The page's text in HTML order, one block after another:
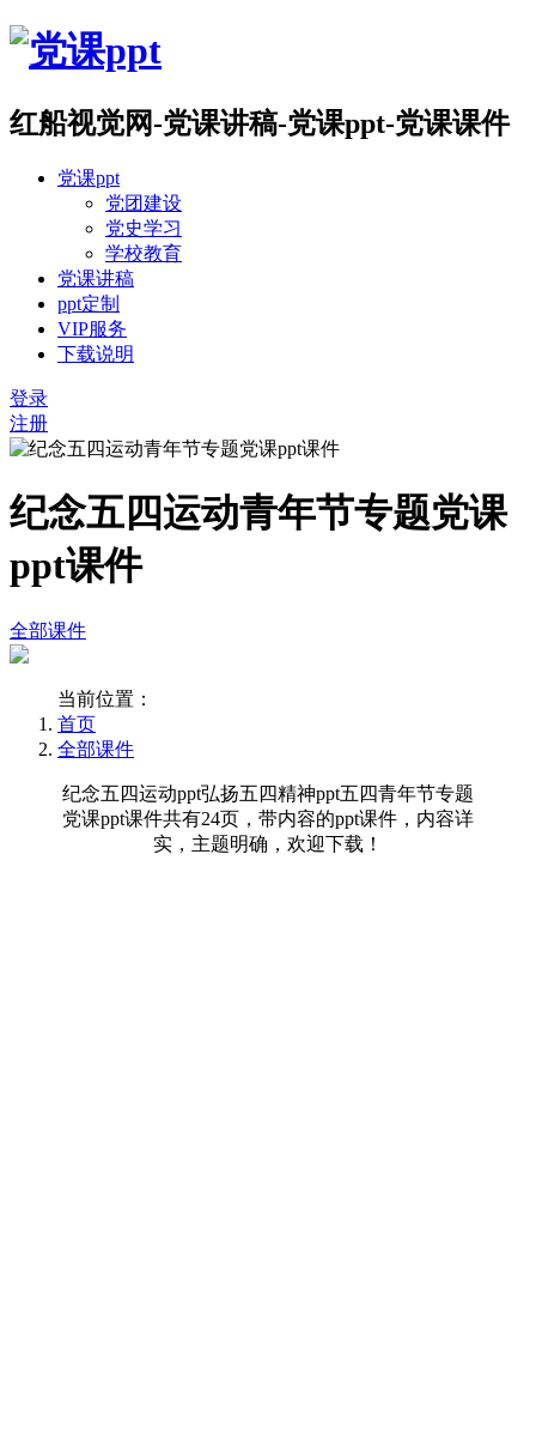
红船视觉网-党课讲稿-党课ppt-党课课件
党课ppt
党团建设
党史学习
学校教育
党课讲稿
ppt定制
VIP服务
下载说明
登录
注册
纪念五四运动青年节专题党课
ppt课件
全部课件
当前位置：
首页
全部课件
纪念五四运动ppt弘扬五四精神ppt五四青年节专题
党课ppt课件共有24页，带内容的ppt课件，内容详
实，主题明确，欢迎下载！